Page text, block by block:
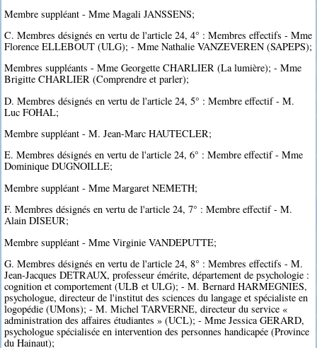
Membre suppléant - Mme Magali JANSSENS;
C. Membres désignés en vertu de l'article 24, 4° : Membres effectifs - Mme
Florence ELLEBOUT (ULG); - Mme Nathalie VANZEVEREN (SAPEPS);
Membres suppléants - Mme Georgette CHARLIER (La lumière); - Mme
Brigitte CHARLIER (Comprendre et parler);
D. Membres désignés en vertu de l'article 24, 5° : Membre effectif - M.
Luc FOHAL;
Membre suppléant - M. Jean-Marc HAUTECLER;
E. Membres désignés en vertu de l'article 24, 6° : Membre effectif - Mme
Dominique DUGNOILLE;
Membre suppléant - Mme Margaret NEMETH;
F. Membres désignés en vertu de l'article 24, 7° : Membre effectif - M.
Alain DISEUR;
Membre suppléant - Mme Virginie VANDEPUTTE;
G. Membres désignés en vertu de l'article 24, 8° : Membres effectifs - M.
Jean-Jacques DETRAUX, professeur émérite, département de psychologie :
cognition et comportement (ULB et ULG); - M. Bernard HARMEGNIES,
psychologue, directeur de l'institut des sciences du langage et spécialiste en
logopédie (UMons); - M. Michel TARVERNE, directeur du service «
administration des affaires étudiantes » (UCL); - Mme Jessica GERARD,
psychologue spécialisée en intervention des personnes handicapée (Province
du Hainaut);